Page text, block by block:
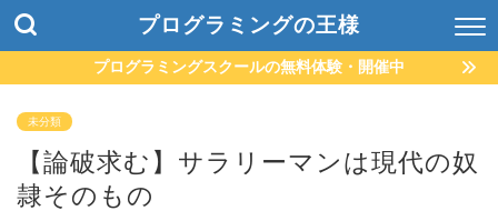
プログラミングの王様
プログラミングスクールの無料体験・開催中
未分類
【論破求む】サラリーマンは現代の奴
隷そのもの